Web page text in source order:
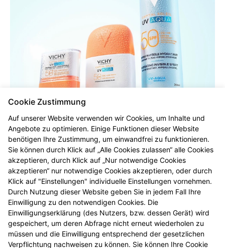
Am Samstag, den 8. August findet unsere nächste
Vichy "2+1" Aktion statt:
Beim Kauf von drei Produkten erhalten Sie das
günstigste gratis.
Wir freuen uns auf Ihren Besuch. Wenn Sie persönlich
nicht vorbeikommen können, nutzen Sie gerne
unseren kostenfreien Lieferservice - Anruf genügt
unter 0800 6326550.
Cookie Zustimmung
Auf unserer Website verwenden wir Cookies, um Inhalte und
Angebote zu optimieren. Einige Funktionen dieser Website
benötigen Ihre Zustimmung, um einwandfrei zu funktionieren.
Sie können durch Klick auf „Alle Cookies zulassen“ alle Cookies
akzeptieren, durch Klick auf „Nur notwendige Cookies
akzeptieren“ nur notwendige Cookies akzeptieren, oder durch
Klick auf "Einstellungen" individuelle Einstellungen vornehmen.
Durch Nutzung dieser Website geben Sie in jedem Fall Ihre
Einwilligung zu den notwendigen Cookies. Die
Einwilligungserklärung (des Nutzers, bzw. dessen Gerät) wird
gespeichert, um deren Abfrage nicht erneut wiederholen zu
müssen und die Einwilligung entsprechend der gesetzlichen
Verpflichtung nachweisen zu können. Sie können Ihre Cookie